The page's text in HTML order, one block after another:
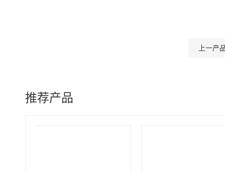
上一产
推荐产品